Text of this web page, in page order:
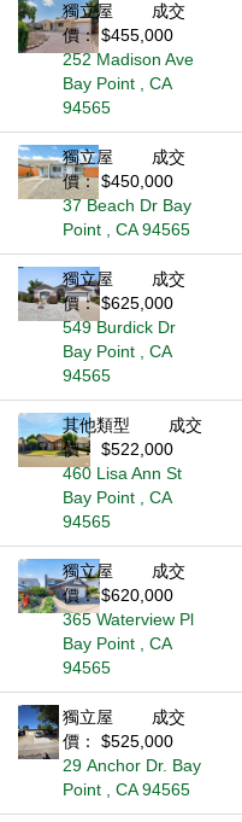
獨立屋
成交
價： $455,000
252 Madison Ave
Bay Point , CA
94565
獨立屋
成交
價： $450,000
37 Beach Dr Bay
Point , CA 94565
獨立屋
成交
價： $625,000
549 Burdick Dr
Bay Point , CA
94565
其他類型
成交
價： $522,000
460 Lisa Ann St
Bay Point , CA
94565
獨立屋
成交
價： $620,000
365 Waterview Pl
Bay Point , CA
94565
獨立屋
成交
價： $525,000
29 Anchor Dr. Bay
Point , CA 94565